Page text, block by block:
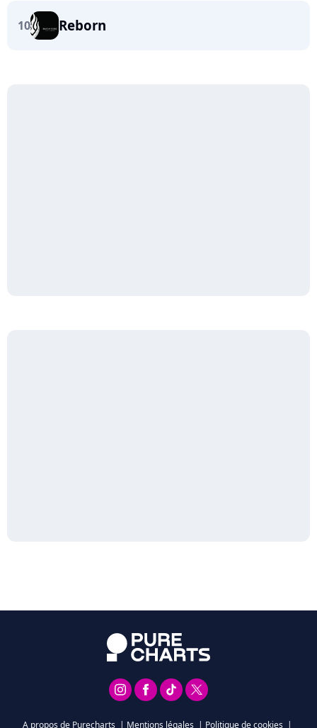
10 Reborn
A propos de Purecharts | Mentions légales | Politique de cookies |